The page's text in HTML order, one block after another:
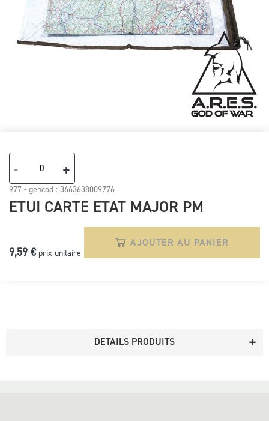
- +
977 - gencod : 3663638009776
ETUI CARTE ETAT MAJOR PM
AJOUTER AU PANIER
9,59 € prix unitaire
the
beginning
the
images
DETAILS PRODUITS